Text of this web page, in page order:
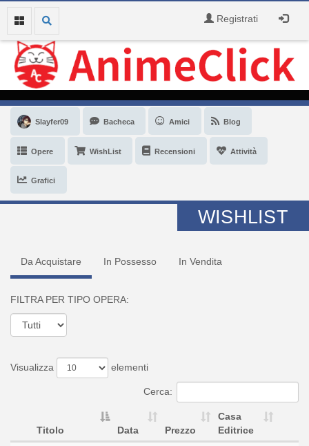
Registrati
Slayfer09 Bacheca Amici Blog
Opere WishList Recensioni Attività
Grafici
WISHLIST
Da Acquistare In Possesso In Vendita
FILTRA PER TIPO OPERA:
Visualizza elementi
Cerca:
Titolo Data Prezzo
Casa
Editrice